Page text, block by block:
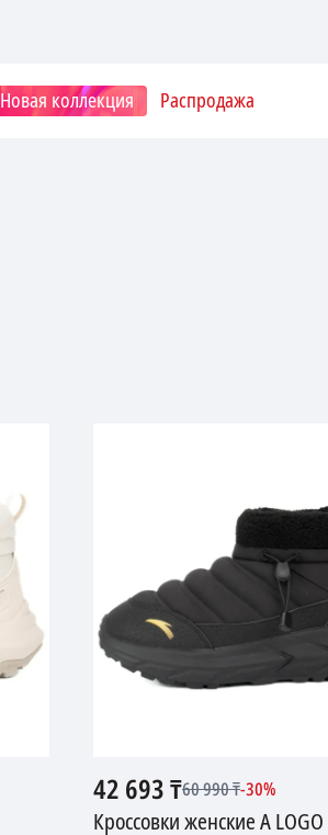
Новая коллекция Распродажа
42 693₸60 990₸-30%
Кроссовки женские A LOGO